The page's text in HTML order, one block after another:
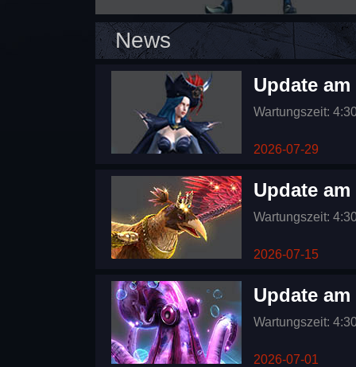
News
Update am
Wartungszeit:
2026-07-29
Update am
Wartungszeit:
2026-07-15
Update am
Wartungszeit:
2026-07-01